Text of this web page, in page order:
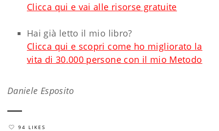
Clicca qui e vai alle risorse gratuite
Hai già letto il mio libro?
Clicca qui e scopri come ho migliorato la
vita di 30.000 persone con il mio Metodo
Daniele Esposito
94 LIKES